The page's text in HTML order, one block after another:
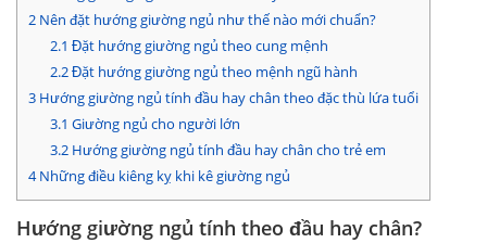
2 Nên đặt hướng giường ngủ như thế nào mới chuẩn?
2.1 Đặt hướng giường ngủ theo cung mệnh
2.2Đặt hướng giường ngủ theo mệnh ngũ hành
3 Hướng giường ngủ tính đầu hay chân theo đặc thù lứa tuổi
3.1 Giường ngủ cho người lớn
3.2Hướng giường ngủ tính đầu hay chân cho trẻ em
4Những điều kiêng kỵ khi kê giường ngủ
Hướng giường ngủ tính theo đầu hay chân?